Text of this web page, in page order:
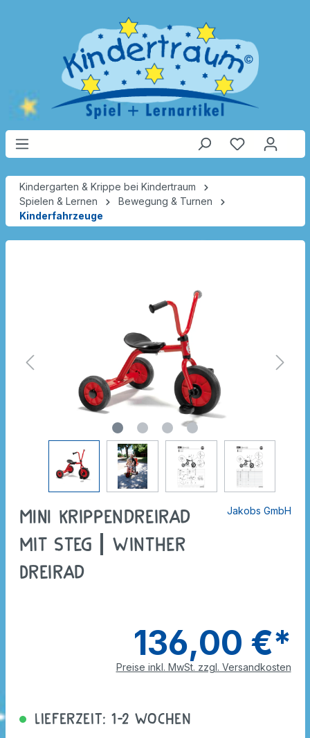
Kindergarten & Krippe bei Kindertraum
Spielen & Lernen
Bewegung & Turnen
Kinderfahrzeuge
MINI Krippendreirad
mit Steg | Winther
Dreirad
Jakobs GmbH
136,00 €*
Preise inkl. MwSt. zzgl. Versandkosten
Lieferzeit: 1-2 Wochen